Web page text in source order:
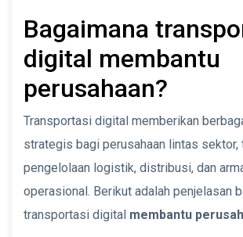
Bagaimana
digital membantu
perusahaan?
Transportasi digital memberikan
strategis bagi perusahaan lintas sektor,
pengelolaan logistik, distribusi, dan
operasional. Berikut adalah penjelasan
transportasi digital membantu